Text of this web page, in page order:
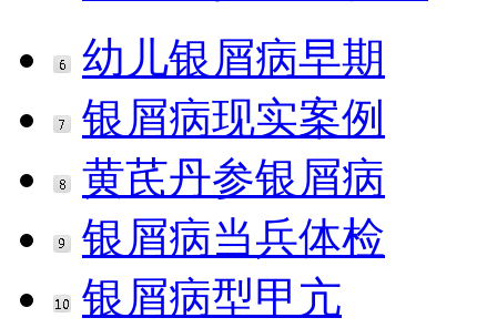
幼儿银屑病早期
银屑病现实案例
黄芪丹参银屑病
银屑病当兵体检
银屑病型甲亢